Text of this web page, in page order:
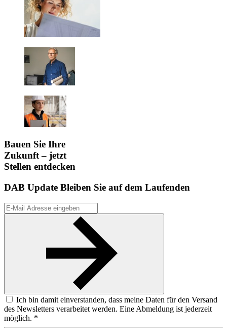
Bauen Sie Ihre
Zukunft – jetzt
Stellen entdecken
DAB Update Bleiben Sie auf dem Laufenden
Ich bin damit einverstanden, dass meine Daten für den Versand
des Newsletters verarbeitet werden. Eine Abmeldung ist jederzeit
möglich. *